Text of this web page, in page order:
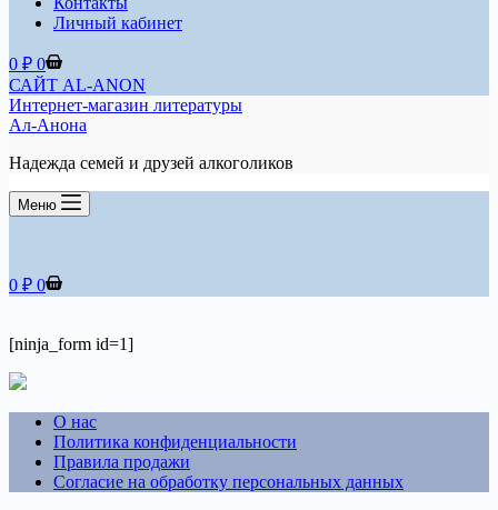
Личный кабинет
Корзина
0 ₽ 0
САЙТ AL-ANON
Интернет-магазин литературы
Ал-Анона
Надежда семей и друзей алкоголиков
Меню
Корзина
0 ₽ 0
[ninja_form id=1]
О нас
Политика конфиденциальности
Правила продажи
Согласие на обработку персональных данных